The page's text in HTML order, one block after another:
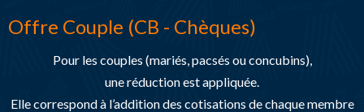
Offre Couple (CB - Chèques)
Pour les couples (mariés, pacsés ou concubins),
une réduction est appliquée.
Elle correspond à l’addition des cotisations de chaque membre